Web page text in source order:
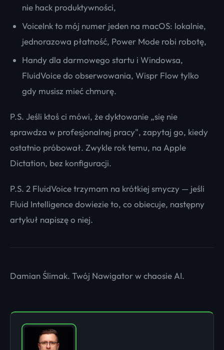
nie hack produktywności,
VoiceInk to mój numer jeden na macOS: lokalnie,
jednorazowa płatność, Power Mode robi robotę,
Handy dla darmowego startu i Windowsa,
FluidVoice do obserwowania, Wispr Flow tylko
gdy musisz mieć chmurę.
P.S. Jeśli ktoś ci mówi, że dyktowanie „się nie
sprawdza w profesjonalnej pracy", zapytaj go, kiedy
ostatnio próbował. Zwykle rok temu, na Apple
Dictation, bez konfiguracji.
P.S. 2 FluidVoice trzymam na krótkiej smyczy — jeśli
Fluid Intelligence dowiezie to, co obiecuje, następny
artykuł napiszę o niej.
Damian Ślimak. Twój Nawigator w chaosie AI.